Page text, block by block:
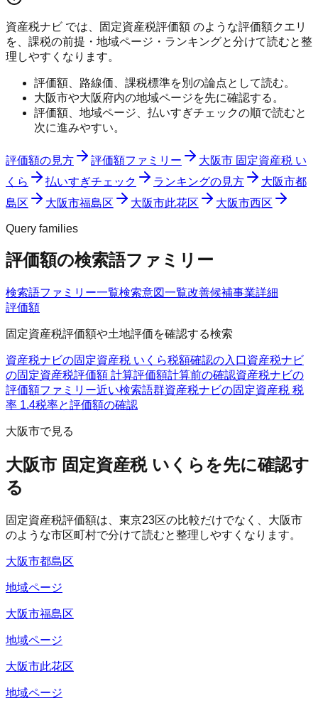
資産税ナビ では、固定資産税評価額 のような評価額クエリ
を、課税の前提・地域ページ・ランキングと分けて読むと整
理しやすくなります。
評価額、路線価、課税標準を別の論点として読む。
大阪市や大阪府内の地域ページを先に確認する。
評価額、地域ページ、払いすぎチェックの順で読むと
次に進みやすい。
評価額の見方 評価額ファミリー
大阪市 固定資産税 い
くら
払いすぎチェック ランキングの見方
大阪市都
島区
大阪市福島区 大阪市此花区 大阪市西区
Query families
評価額の検索語ファミリー
検索語ファミリー一覧検索意図一覧改善候補事業詳細
評価額
固定資産税評価額や土地評価を確認する検索
資産税ナビの固定資産税 いくら税額確認の入口資産税ナビ
の固定資産税評価額 計算評価額計算前の確認資産税ナビの
評価額ファミリー近い検索語群資産税ナビの固定資産税 税
率 1.4税率と評価額の確認
大阪市で見る
大阪市 固定資産税 いくらを先に確認す
る
固定資産税評価額は、東京23区の比較だけでなく、大阪市
のような市区町村で分けて読むと整理しやすくなります。
大阪市都島区
地域ページ
大阪市福島区
地域ページ
大阪市此花区
地域ページ